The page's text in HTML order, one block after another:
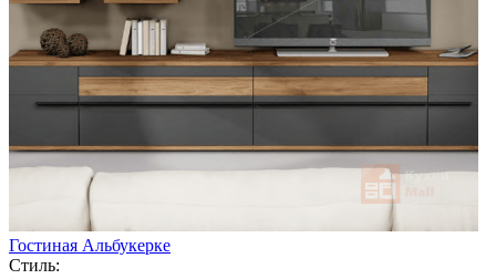
Гостиная Альбукерке
Стиль: